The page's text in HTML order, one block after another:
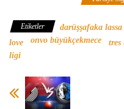
Etiketler darüşşafaka lassa
love
onvo büyükçekmece tres
ligi